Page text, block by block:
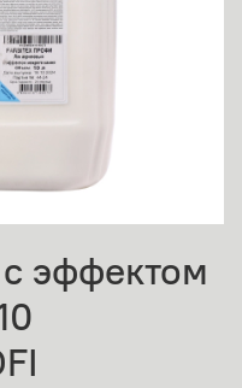
эффектом